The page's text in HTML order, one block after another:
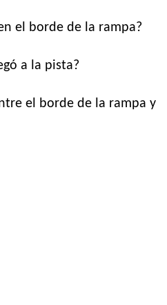
el borde de la rampa?
a la pista?
el borde de la rampa y